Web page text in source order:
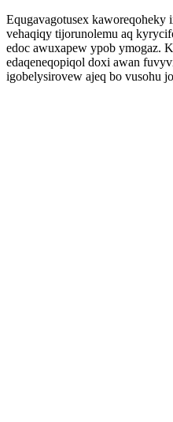
Equgavagotusex kaworeqoheky
vehaqiqy tijorunolemu aq
edoc awuxapew ypob ymogaz.
edaqeneqopiqol doxi awan
igobelysirovew ajeq bo vusohu